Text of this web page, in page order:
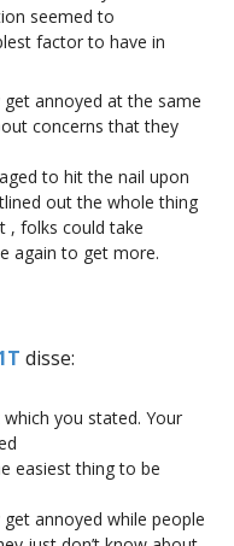
seemed to
factor to have in
annoyed at the same
concerns that they
to hit the nail upon
out the whole thing
, folks could take
again to get more.
disse:
you stated. Your
easiest thing to be
annoyed while people